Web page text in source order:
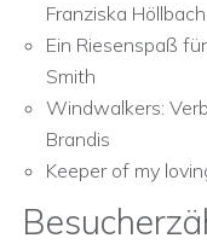
Franziska
Ein Riesenspaß
Smith
Windwalkers:
Brandis
Keeper of my